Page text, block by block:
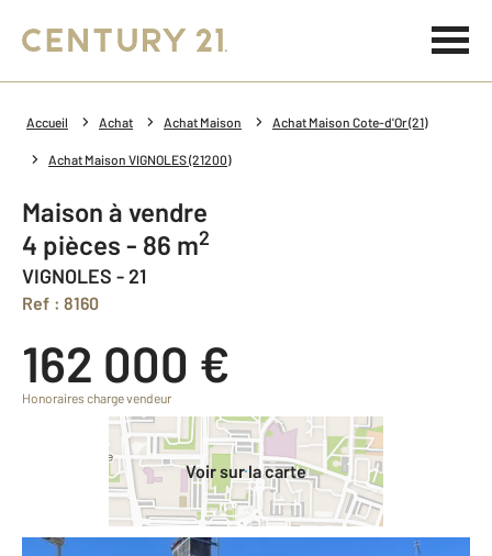
Accueil Achat Achat Maison Achat Maison Cote-d'Or (21)
Achat Maison VIGNOLES (21200)
Maison à vendre
4 pièces - 86 m2
VIGNOLES - 21
Ref : 8160
162 000 €
Honoraires charge vendeur
Voir sur la carte